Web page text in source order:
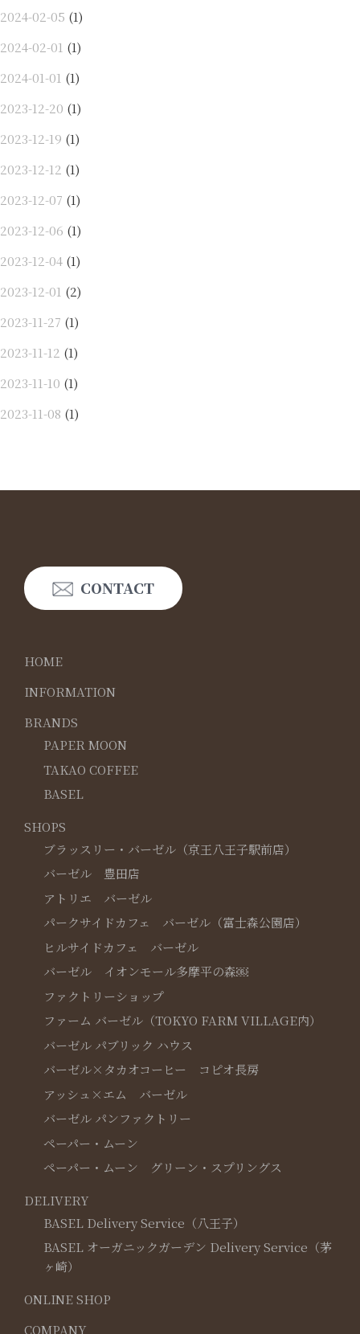
2024-02-05 (1)
2024-02-01 (1)
2024-01-01 (1)
2023-12-20 (1)
2023-12-19 (1)
2023-12-12 (1)
2023-12-07 (1)
2023-12-06 (1)
2023-12-04 (1)
2023-12-01 (2)
2023-11-27 (1)
2023-11-12 (1)
2023-11-10 (1)
2023-11-08 (1)
CONTACT
HOME
INFORMATION
BRANDS
PAPER MOON
TAKAO COFFEE
BASEL
SHOPS
ブラッスリー・バーゼル（京王八王子駅前店）
バーゼル 豊田店
アトリエ バーゼル
パークサイドカフェ バーゼル（富士森公園店）
ヒルサイドカフェ バーゼル
バーゼル イオンモール多摩平の森￼
ファクトリーショップ
ファーム バーゼル（TOKYO FARM VILLAGE内）
バーゼル パブリック ハウス
バーゼル×タカオコーヒー コピオ長房
アッシュ×エム バーゼル
バーゼル パンファクトリー
ペーパー・ムーン
ペーパー・ムーン グリーン・スプリングス
DELIVERY
BASEL Delivery Service（八王子）
BASEL オーガニックガーデン Delivery Service（茅
ヶ崎）
ONLINE SHOP
COMPANY